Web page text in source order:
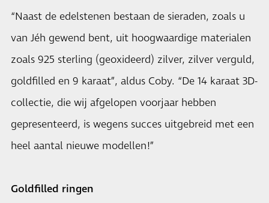
“Naast de edelstenen bestaan de sieraden, zoals u
van Jéh gewend bent, uit hoogwaardige materialen
zoals 925 sterling (geoxideerd) zilver, zilver verguld,
goldfilled en 9 karaat”, aldus Coby. “De 14 karaat 3D-
collectie, die wij afgelopen voorjaar hebben
gepresenteerd, is wegens succes uitgebreid met een
heel aantal nieuwe modellen!”
Goldfilled ringen